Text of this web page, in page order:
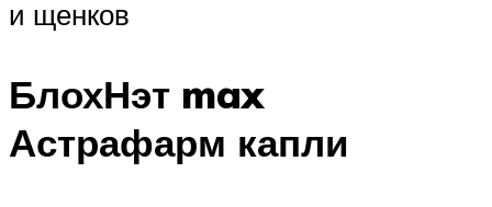
и щенков
БлохНэт max
Астрафарм капли